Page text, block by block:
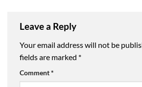
Leave a Reply
Your email address will not be
fields are marked *
Comment*